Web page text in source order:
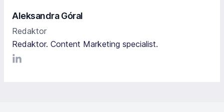
Aleksandra Góral
Redaktor
Redaktor. Content Marketing specialist.
LinkediIn